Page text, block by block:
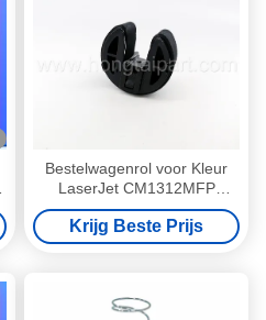
Bestelwagenrol voor Kleur
LaserJet CM1312MFP
CM2320n CP1215 CP1515
CP1518ni CP2025 CM1415fn
CP1525nw MFP M476dw
Krijg Beste Prijs